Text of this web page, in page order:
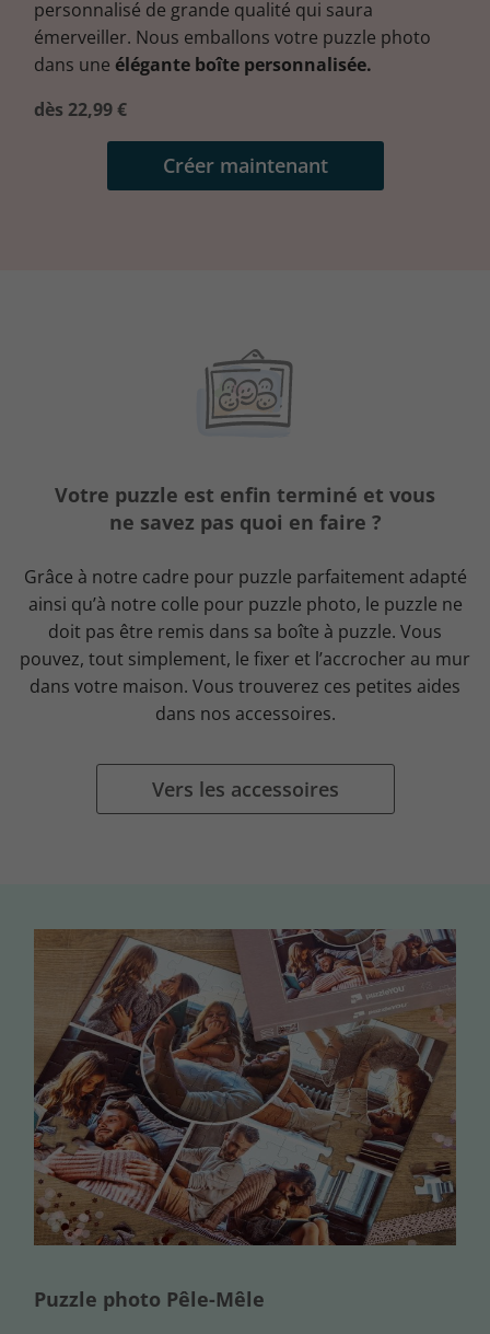
personnalisé de grande qualité qui saura
émerveiller. Nous emballons votre puzzle photo
dans une élégante boîte personnalisée.
dès 22,99 €
Créer maintenant
Votre puzzle est enfin terminé et vous
ne savez pas quoi en faire ?
Grâce à notre cadre pour puzzle parfaitement adapté
ainsi qu’à notre colle pour puzzle photo, le puzzle ne
doit pas être remis dans sa boîte à puzzle. Vous
pouvez, tout simplement, le fixer et l’accrocher au mur
dans votre maison. Vous trouverez ces petites aides
dans nos accessoires.
Vers les accessoires
Puzzle photo Pêle-Mêle